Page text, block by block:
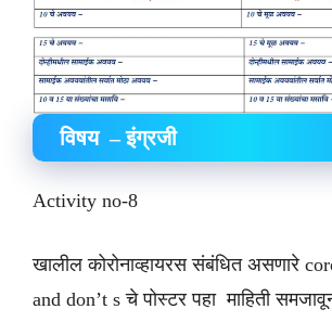
विषय – इंग्रजी
Activity no-8
खालील कोरोनाव्हायरस संबंधित असणारे
and don’t s चे पोस्टर पहा माहिती